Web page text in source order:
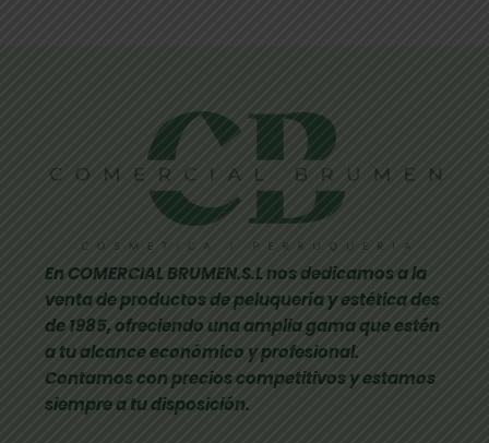
En COMERCIAL BRUMEN.S.L nos dedicamos a la
venta de productos de peluquería y estética des
de 1985, ofreciendo una amplia gama que estén
a tu alcance económico y profesional.
Contamos con precios competitivos y estamos
siempre a tu disposición.